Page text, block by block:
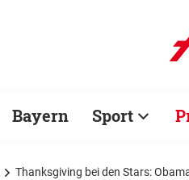
Bayern Sport
Thanksgiving bei den Stars: